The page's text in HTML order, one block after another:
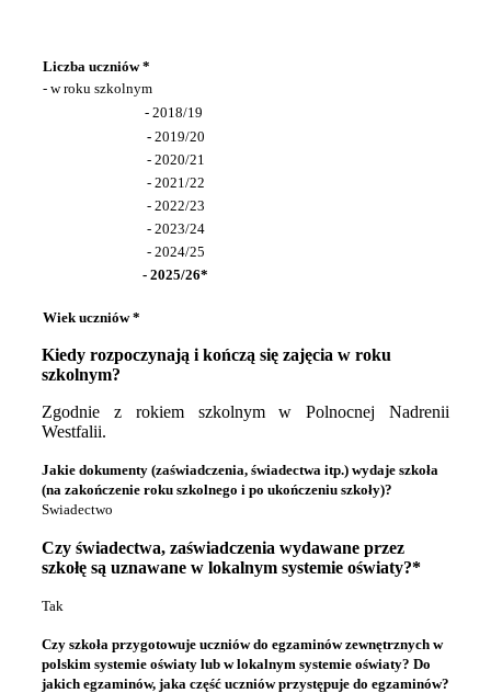
Liczba uczniów *
- w roku szkolnym
- 2018/19
- 2019/20
- 2020/21
- 2021/22
- 2022/23
- 2023/24
- 2024/25
- 2025/26*
Wiek uczniów *
Kiedy rozpoczynają i kończą się zajęcia w roku
szkolnym?
Zgodnie z rokiem szkolnym w Polnocnej Nadrenii
Westfalii.
Jakie dokumenty (zaświadczenia, świadectwa itp.) wydaje szkoła
(na zakończenie roku szkolnego i po ukończeniu szkoły)?
Swiadectwo
Czy świadectwa, zaświadczenia wydawane przez
szkołę są uznawane w lokalnym systemie oświaty?*
Tak
Czy szkoła przygotowuje uczniów do egzaminów zewnętrznych w
polskim systemie oświaty lub w lokalnym systemie oświaty? Do
jakich egzaminów, jaka część uczniów przystępuje do egzaminów?